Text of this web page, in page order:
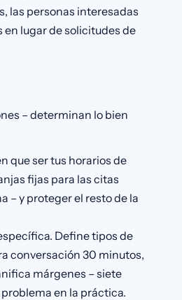
las personas interesadas
en lugar de solicitudes de
– determinan lo bien
que ser tus horarios de
fijas para las citas
– y proteger el resto de la
Define tipos de
conversación 30 minutos,
márgenes – siete
en la práctica.